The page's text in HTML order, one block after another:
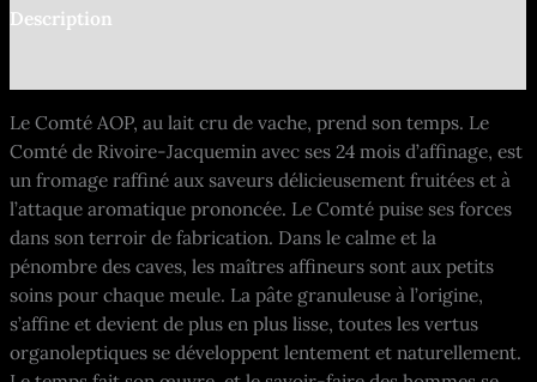
Description
Le Comté AOP, au lait cru de vache, prend son temps. Le
Comté de Rivoire-Jacquemin avec ses 24 mois d’affinage, est
un fromage raffiné aux saveurs délicieusement fruitées et à
l’attaque aromatique prononcée. Le Comté puise ses forces
dans son terroir de fabrication. Dans le calme et la
pénombre des caves, les maîtres affineurs sont aux petits
soins pour chaque meule. La pâte granuleuse à l’origine,
s’affine et devient de plus en plus lisse, toutes les vertus
organoleptiques se développent lentement et naturellement.